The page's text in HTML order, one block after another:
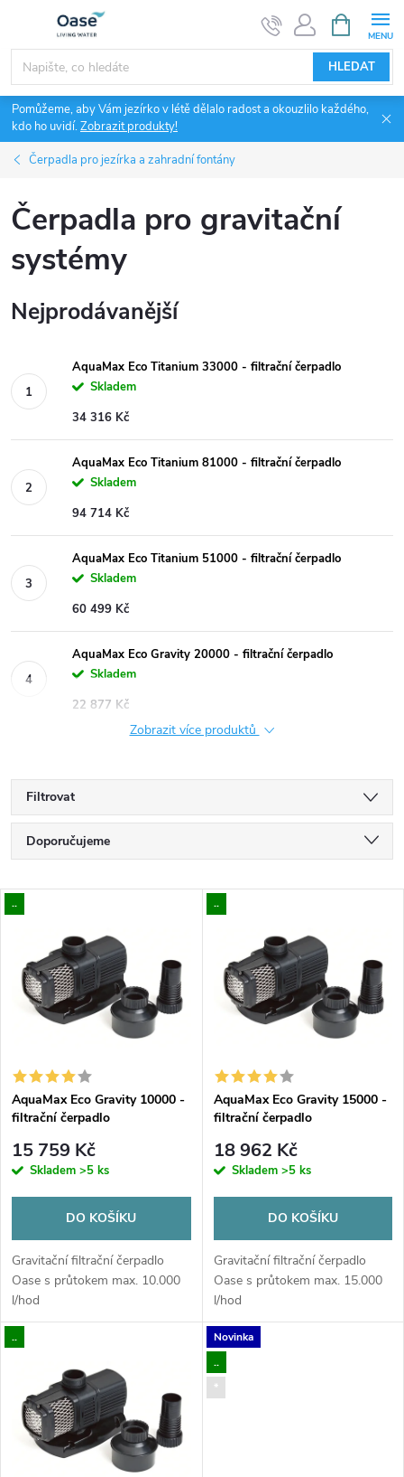
obsah
HLEDAT
NÁKUPNÍ
KOŠÍK
Pomůžeme, aby Vám jezírko v létě dělalo radost a okouzlilo každého,
kdo ho uvidí.Zobrazit produkty!
Čerpadla pro jezírka a zahradní fontány
Čerpadla pro gravitační
systémy
Nejprodávanější
AquaMax Eco Titanium 33000 - filtrační čerpadlo
Skladem
34 316 Kč
AquaMax Eco Titanium 81000 - filtrační čerpadlo
Skladem
94 714 Kč
AquaMax Eco Titanium 51000 - filtrační čerpadlo
Skladem
60 499 Kč
AquaMax Eco Gravity 20000 - filtrační čerpadlo
Skladem
22 877 Kč
Zobrazit více produktů
Filtrovat
Ř
a
e
í
p
r
o
d
u
k
ů
Doporučujeme
Nejprodávanější
Abecedně
V
ý
p
s
p
r
d
u
k
t
ů
..
AquaMax Eco Gravity 10000 -
filtrační čerpadlo
15 759 Kč
Skladem >5 ks
DO KOŠÍKU
Gravitační filtrační čerpadlo
Oase s průtokem max. 10.000
l/hod
..
AquaMax Eco Gravity 15000 -
filtrační čerpadlo
18 962 Kč
Skladem >5 ks
DO KOŠÍKU
Gravitační filtrační čerpadlo
Oase s průtokem max. 15.000
l/hod
..
Novinka
..
*